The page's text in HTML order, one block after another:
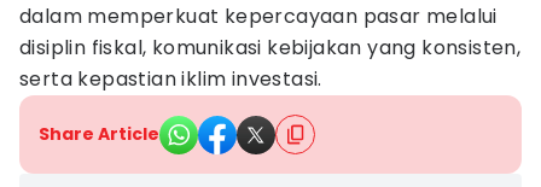
dalam memperkuat kepercayaan pasar melalui
disiplin fiskal, komunikasi kebijakan yang konsisten,
serta kepastian iklim investasi.
Share Article